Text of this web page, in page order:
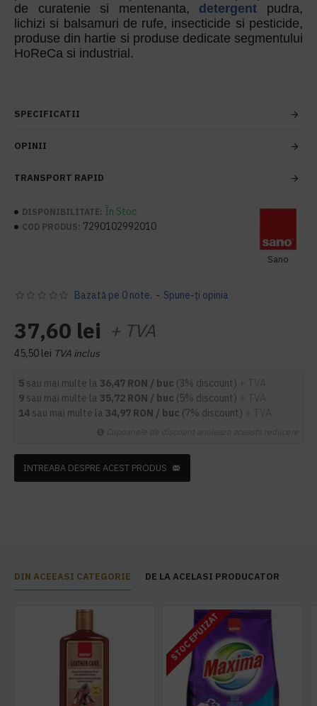
de curatenie si mentenanta, detergent pudra,
lichizi si balsamuri de rufe, insecticide si pesticide,
produse din hartie si produse dedicate segmentului
HoReCa si industrial.
SPECIFICATII
OPINII
TRANSPORT RAPID
DISPONIBILITATE: În Stoc
COD PRODUS: 7290102992010
Sano
Bazată pe 0 note. - Spune-ţi opinia
37,60 lei + TVA
45,50 lei TVA inclus
5 sau mai multe la 36,47 RON / buc (3% discount)
9 sau mai multe la 35,72 RON / buc (5% discount)
14 sau mai multe la 34,97 RON / buc (7% discount)
INTREABA DESPRE ACEST PRODUS
DIN ACEEASI CATEGORIE DE LA ACELASI PRODUCATOR
STOC EPUIZAT